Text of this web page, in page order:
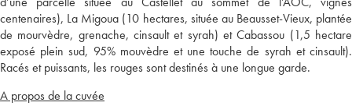
centenaires), La Migoua (10 hectares, située au Beausset-Vieux, plantée
de mourvèdre, grenache, cinsault et syrah) et Cabassou (1,5 hectare
exposé plein sud, 95% mouvèdre et une touche de syrah et cinsault).
Racés et puissants, les rouges sont destinés à une longue garde.
A propos de la cuvée